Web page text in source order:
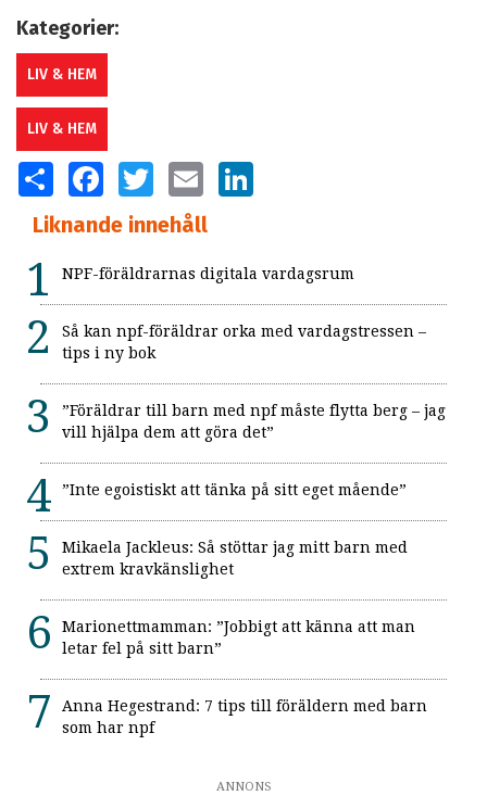
Kategorier:
LIV & HEM
LIV & HEM
SHARE FACEBOOKTWITTER EMAIL
Liknande innehåll
NPF-föräldrarnas digitala vardagsrum
Så kan npf-föräldrar orka med vardagstressen –
tips i ny bok
”Föräldrar till barn med npf måste flytta berg – jag
vill hjälpa dem att göra det”
”Inte egoistiskt att tänka på sitt eget mående”
Mikaela Jackleus: Så stöttar jag mitt barn med
extrem kravkänslighet
Marionettmamman: ”Jobbigt att känna att man
letar fel på sitt barn”
Anna Hegestrand: 7 tips till föräldern med barn
som har npf
ANNONS